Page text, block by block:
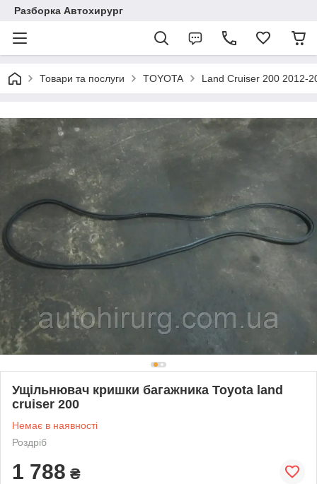
Разборка Автохирург
Товари та послуги TOYOTA Land Cruiser 200 2012-
Ущільнювач кришки багажника Toyota land
cruiser 200
Немає в наявності
Роздріб
1 788 ₴